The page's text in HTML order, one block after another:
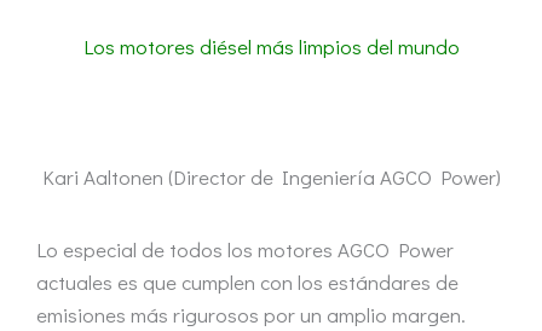
Los motores diésel más limpios del mundo
Kari Aaltonen (Director de Ingeniería AGCO Power)
Lo especial de todos los motores AGCO Power
actuales es que cumplen con los estándares de
emisiones más rigurosos por un amplio margen.